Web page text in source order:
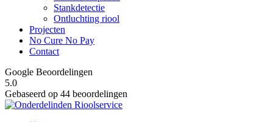
Stankdetectie
Ontluchting riool
Projecten
No Cure No Pay
Contact
Google Beoordelingen
5.0
Gebaseerd op 44 beoordelingen